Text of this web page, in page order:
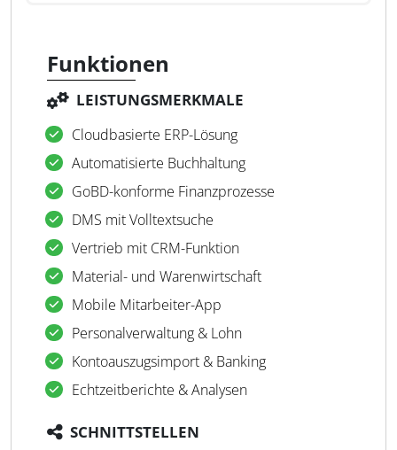
Funktionen
LEISTUNGSMERKMALE
Cloudbasierte ERP-Lösung
Automatisierte Buchhaltung
GoBD-konforme Finanzprozesse
DMS mit Volltextsuche
Vertrieb mit CRM-Funktion
Material- und Warenwirtschaft
Mobile Mitarbeiter-App
Personalverwaltung & Lohn
Kontoauszugsimport & Banking
Echtzeitberichte & Analysen
SCHNITTSTELLEN